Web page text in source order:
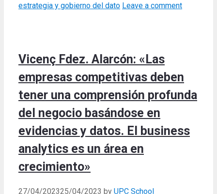
estrategia y gobierno del dato Leave a comment
Vicenç Fdez. Alarcón: «Las
empresas competitivas deben
tener una comprensión profunda
del negocio basándose en
evidencias y datos. El business
analytics es un área en
crecimiento»
27/04/202325/04/2023 by UPC School